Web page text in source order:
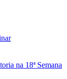
na 18ª Semana